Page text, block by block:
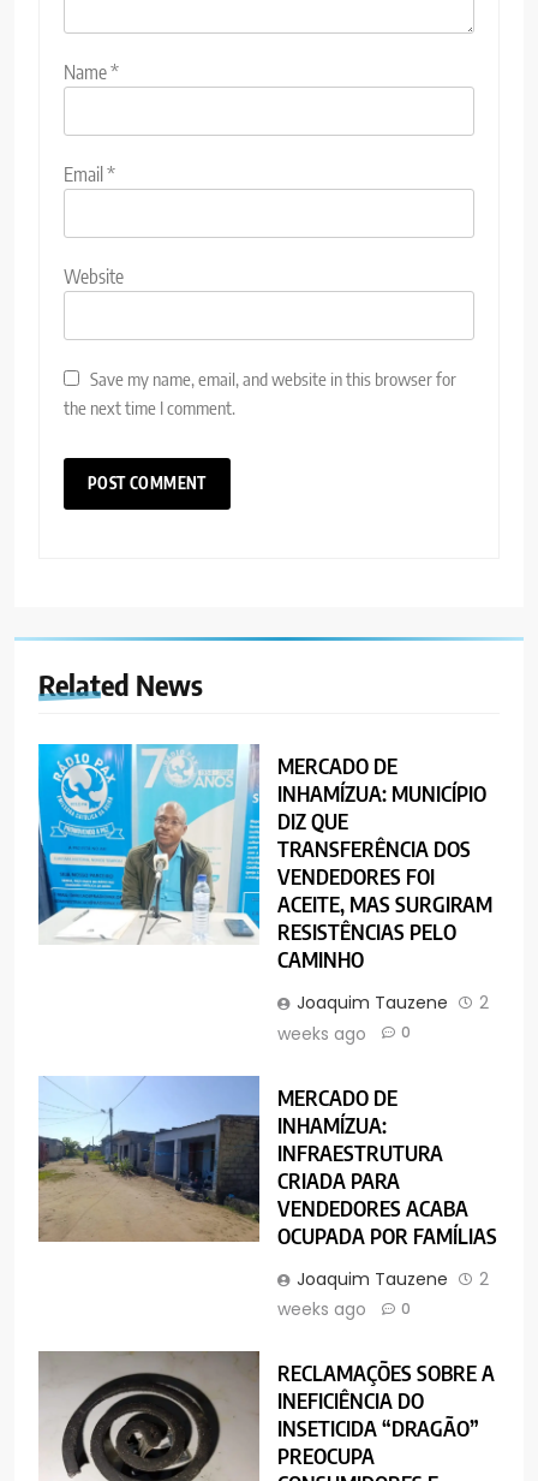
Name*
Email *
Website
Save my name, email, and website in this browser for
the next time I comment.
Related News
MERCADO DE
INHAMÍZUA: MUNICÍPIO
DIZ QUE
TRANSFERÊNCIA DOS
VENDEDORES FOI
ACEITE, MAS SURGIRAM
RESISTÊNCIAS PELO
CAMINHO
Joaquim Tauzene
2
weeks ago
0
MERCADO DE
INHAMÍZUA:
INFRAESTRUTURA
CRIADA PARA
VENDEDORES ACABA
OCUPADA POR FAMÍLIAS
Joaquim Tauzene
2
weeks ago
0
RECLAMAÇÕES SOBRE A
INEFICIÊNCIA DO
INSETICIDA “DRAGÃO”
PREOCUPA